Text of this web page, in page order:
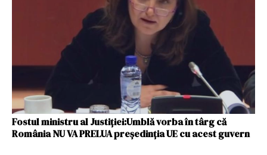
Fostul ministru al Justiției:Umblă vorba în târg că
România NU VA PRELUA președinția UE cu acest guvern